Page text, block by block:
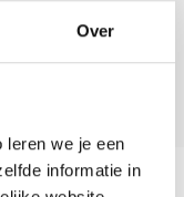
Over
leren we je een
informatie in
de Volvo EX30.